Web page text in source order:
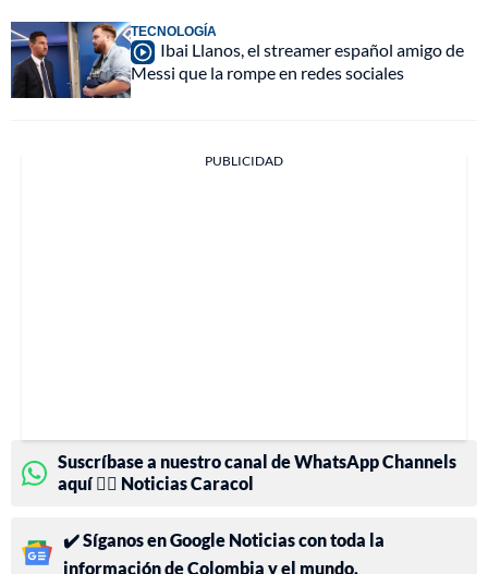
TECNOLOGÍA
Ibai Llanos, el streamer español amigo de
Messi que la rompe en redes sociales
PUBLICIDAD
Suscríbase a nuestro canal de WhatsApp Channels
aquí 👉🏻 Noticias Caracol
✔️ Síganos en Google Noticias con toda la
información de Colombia y el mundo.